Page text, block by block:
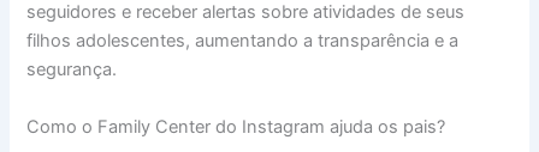
seguidores e receber alertas sobre atividades de seus
filhos adolescentes, aumentando a transparência e a
segurança.
Como o Family Center do Instagram ajuda os pais?